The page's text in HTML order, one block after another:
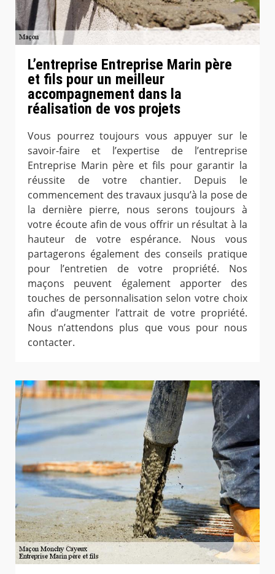
L’entreprise Entreprise Marin père
et fils pour un meilleur
accompagnement dans la
réalisation de vos projets
Vous pourrez toujours vous appuyer sur le
savoir-faire et l’expertise de l’entreprise
Entreprise Marin père et fils pour garantir la
réussite de votre chantier. Depuis le
commencement des travaux jusqu’à la pose de
la dernière pierre, nous serons toujours à
votre écoute afin de vous offrir un résultat à la
hauteur de votre espérance. Nous vous
partagerons également des conseils pratique
pour l’entretien de votre propriété. Nos
maçons peuvent également apporter des
touches de personnalisation selon votre choix
afin d’augmenter l’attrait de votre propriété.
Nous n’attendons plus que vous pour nous
contacter.